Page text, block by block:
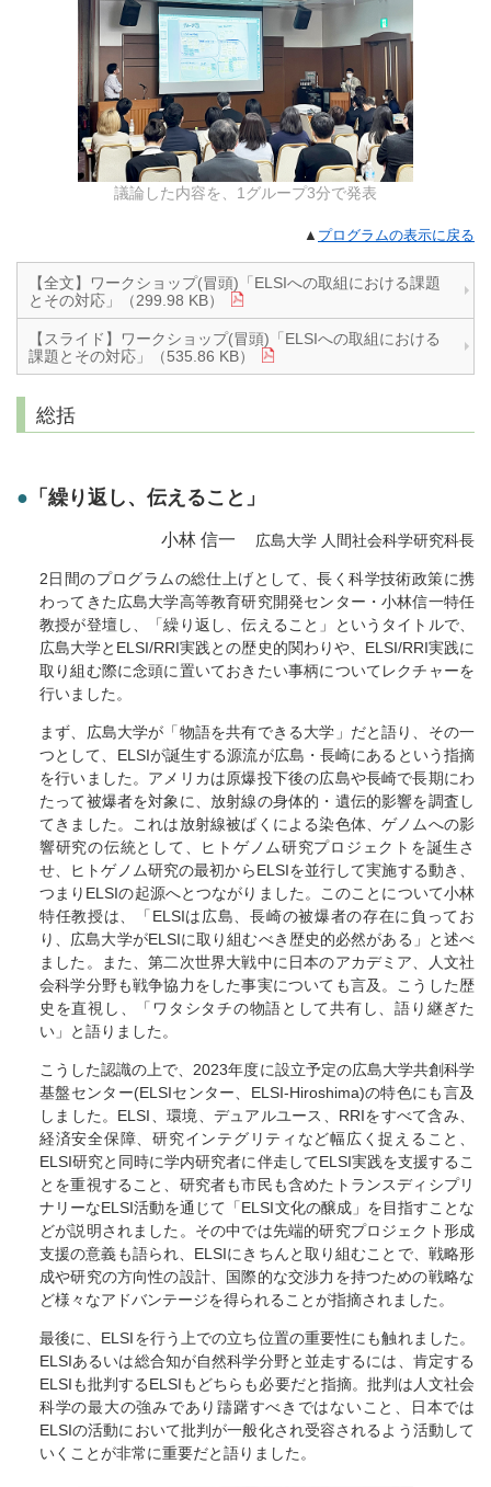
議論した内容を、1グループ3分で発表
▲ プログラムの表示に戻る
【全文】ワークショップ(冒頭)「ELSIへの取組における課題
とその対応」（299.98 KB）
【スライド】ワークショップ(冒頭)「ELSIへの取組における
課題とその対応」（535.86 KB）
総括
● 「繰り返し、伝えること」
小林 信一 広島大学 人間社会科学研究科長
2日間のプログラムの総仕上げとして、長く科学技術政策に携
わってきた広島大学高等教育研究開発センター・小林信一特任
教授が登壇し、「繰り返し、伝えること」というタイトルで、
広島大学とELSI/RRI実践との歴史的関わりや、ELSI/RRI実践に
取り組む際に念頭に置いておきたい事柄についてレクチャーを
行いました。
まず、広島大学が「物語を共有できる大学」だと語り、その一
つとして、ELSIが誕生する源流が広島・長崎にあるという指摘
を行いました。アメリカは原爆投下後の広島や長崎で長期にわ
たって被爆者を対象に、放射線の身体的・遺伝的影響を調査し
てきました。これは放射線被ばくによる染色体、ゲノムへの影
響研究の伝統として、ヒトゲノム研究プロジェクトを誕生さ
せ、ヒトゲノム研究の最初からELSIを並行して実施する動き、
つまりELSIの起源へとつながりました。このことについて小林
特任教授は、「ELSIは広島、長崎の被爆者の存在に負ってお
り、広島大学がELSIに取り組むべき歴史的必然がある」と述べ
ました。また、第二次世界大戦中に日本のアカデミア、人文社
会科学分野も戦争協力をした事実についても言及。こうした歴
史を直視し、「ワタシタチの物語として共有し、語り継ぎた
い」と語りました。
こうした認識の上で、2023年度に設立予定の広島大学共創科学
基盤センター(ELSIセンター、ELSI-Hiroshima)の特色にも言及
しました。ELSI、環境、デュアルユース、RRIをすべて含み、
経済安全保障、研究インテグリティなど幅広く捉えること、
ELSI研究と同時に学内研究者に伴走してELSI実践を支援するこ
とを重視すること、研究者も市民も含めたトランスディシプリ
ナリーなELSI活動を通じて「ELSI文化の醸成」を目指すことな
どが説明されました。その中では先端的研究プロジェクト形成
支援の意義も語られ、ELSIにきちんと取り組むことで、戦略形
成や研究の方向性の設計、国際的な交渉力を持つための戦略な
ど様々なアドバンテージを得られることが指摘されました。
最後に、ELSIを行う上での立ち位置の重要性にも触れました。
ELSIあるいは総合知が自然科学分野と並走するには、肯定する
ELSIも批判するELSIもどちらも必要だと指摘。批判は人文社会
科学の最大の強みであり躊躇すべきではないこと、日本では
ELSIの活動において批判が一般化され受容されるよう活動して
いくことが非常に重要だと語りました。